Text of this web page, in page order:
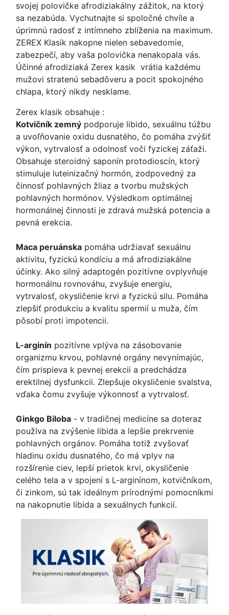
svojej polovičke afrodiziakálny zážitok, na ktorý
sa nezabúda. Vychutnajte si spoločné chvíle a
úprimnú radosť z intímneho zblíženia na maximum.
ZEREX Klasik nakopne nielen sebavedomie,
zabezpečí, aby vaša polovička nenakopala vás.
Účinné afrodiziaká Zerex kasik vrátia každému
mužovi stratenú sebadôveru a pocit spokojného
chlapa, ktorý nikdy nesklame.
Zerex klasik obsahuje :
Kotvičník zemný podporuje libido, sexuálnu túžbu
a uvoľňovanie oxidu dusnatého, čo pomáha zvýšiť
výkon, vytrvalosť a odolnosť voči fyzickej záťaži.
Obsahuje steroidný saponín protodioscín, ktorý
stimuluje luteinizačný hormón, zodpovedný za
činnosť pohlavných žliaz a tvorbu mužských
pohlavných hormónov. Výsledkom optimálnej
hormonálnej činnosti je zdravá mužská potencia a
pevná erekcia.
Maca peruánska pomáha udržiavať sexuálnu
aktivitu, fyzickú kondíciu a má afrodiziakálne
účinky. Ako silný adaptogén pozitívne ovplyvňuje
hormonálnu rovnováhu, zvyšuje energiu,
vytrvalosť, okysličenie krvi a fyzickú silu. Pomáha
zlepšiť produkciu a kvalitu spermií u muža, čím
pôsobí proti impotencii.
L-arginín pozitívne vplýva na zásobovanie
organizmu krvou, pohlavné orgány nevynímajúc,
čím prispieva k pevnej erekcii a predchádza
erektilnej dysfunkcii. Zlepšuje okysličenie svalstva,
vďaka čomu zvyšuje výkonnosť a vytrvalosť.
Ginkgo Biloba - v tradičnej medicíne sa doteraz
používa na zvýšenie libida a lepšie prekrvenie
pohlavných orgánov. Pomáha totiž zvyšovať
hladinu oxidu dusnatého, čo má vplyv na
rozšírenie ciev, lepší prietok krvi, okysličenie
celého tela a v spojení s L-arginínom, kotvičníkom,
či zinkom, sú tak ideálnym prírodnými pomocníkmi
na nakopnutie libida a sexuálnych funkcií.